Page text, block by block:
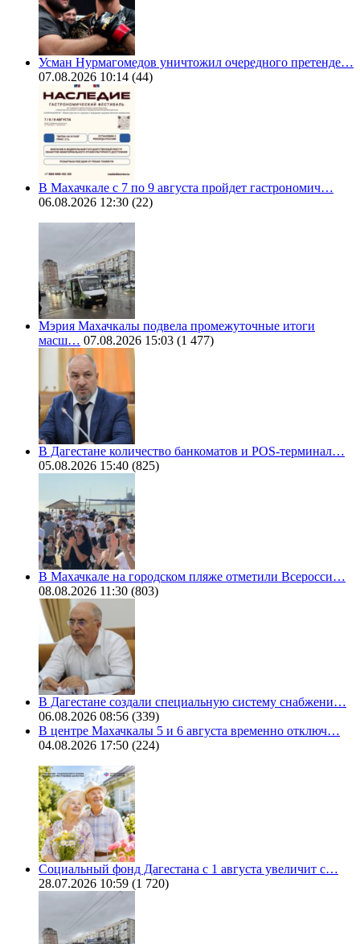
Усман Нурмагомедов уничтожил очередного претенде…
07.08.2026 10:14 (44)
В Махачкале с 7 по 9 августа пройдет гастрономич…
06.08.2026 12:30 (22)
Мэрия Махачкалы подвела промежуточные итоги
масш… 07.08.2026 15:03 (1 477)
В Дагестане количество банкоматов и POS-терминал…
05.08.2026 15:40 (825)
В Махачкале на городском пляже отметили Всеросси…
08.08.2026 11:30 (803)
В Дагестане создали специальную систему снабжени…
06.08.2026 08:56 (339)
В центре Махачкалы 5 и 6 августа временно отключ…
04.08.2026 17:50 (224)
Социальный фонд Дагестана с 1 августа увеличит с…
28.07.2026 10:59 (1 720)